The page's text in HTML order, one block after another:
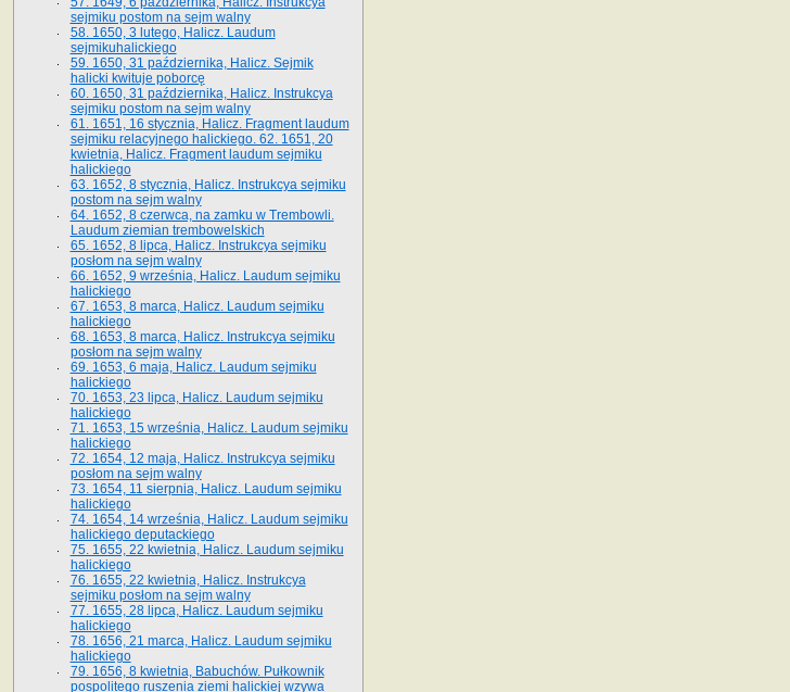
sejmiku postom na sejm walny
58. 1650, 3 lutego, Halicz. Laudum
sejmikuhalickiego
59. 1650, 31 października, Halicz. Sejmik
halicki kwituje poborcę
60. 1650, 31 października, Halicz. Instrukcya
sejmiku postom na sejm walny
61. 1651, 16 stycznia, Halicz. Fragment laudum
sejmiku relacyjnego halickiego. 62. 1651, 20
kwietnia, Halicz. Fragment laudum sejmiku
halickiego
63. 1652, 8 stycznia, Halicz. Instrukcya sejmiku
postom na sejm walny
64. 1652, 8 czerwca, na zamku w Trembowli.
Laudum ziemian trembowelskich
65. 1652, 8 lipca, Halicz. Instrukcya sejmiku
posłom na sejm walny
66. 1652, 9 września, Halicz. Laudum sejmiku
halickiego
67. 1653, 8 marca, Halicz. Laudum sejmiku
halickiego
68. 1653, 8 marca, Halicz. Instrukcya sejmiku
posłom na sejm walny
69. 1653, 6 maja, Halicz. Laudum sejmiku
halickiego
70. 1653, 23 lipca, Halicz. Laudum sejmiku
halickiego
71. 1653, 15 września, Halicz. Laudum sejmiku
halickiego
72. 1654, 12 maja, Halicz. Instrukcya sejmiku
posłom na sejm walny
73. 1654, 11 sierpnia, Halicz. Laudum sejmiku
halickiego
74. 1654, 14 września, Halicz. Laudum sejmiku
halickiego deputackiego
75. 1655, 22 kwietnia, Halicz. Laudum sejmiku
halickiego
76. 1655, 22 kwietnia, Halicz. Instrukcya
sejmiku posłom na sejm walny
77. 1655, 28 lipca, Halicz. Laudum sejmiku
halickiego
78. 1656, 21 marca, Halicz. Laudum sejmiku
halickiego
79. 1656, 8 kwietnia, Babuchów. Pułkownik
pospolitego ruszenia ziemi halickiej wzywa